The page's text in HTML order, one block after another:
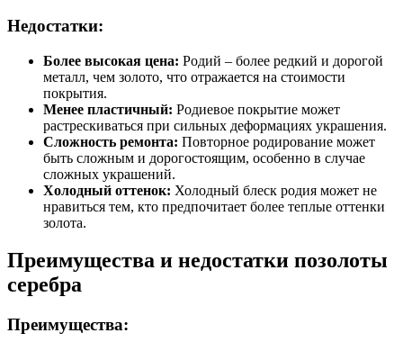
Недостатки:
Более высокая цена: Родий – более редкий и дорогой
металл, чем золото, что отражается на стоимости
покрытия.
Менее пластичный: Родиевое покрытие может
растрескиваться при сильных деформациях украшения.
Сложность ремонта: Повторное родирование может
быть сложным и дорогостоящим, особенно в случае
сложных украшений.
Холодный оттенок: Холодный блеск родия может не
нравиться тем, кто предпочитает более теплые оттенки
золота.
Преимущества и недостатки позолоты
серебра
Преимущества: